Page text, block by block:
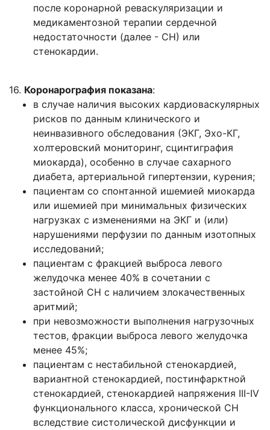
после коронарной реваскуляризации и
медикаментозной терапии сердечной
недостаточности (далее - СН) или
стенокардии.
16. Коронарография показана:
в случае наличия высоких кардиоваскулярных
рисков по данным клинического и
неинвазивного обследования (ЭКГ, Эхо-КГ,
холтеровский мониторинг, сцинтиграфия
миокарда), особенно в случае сахарного
диабета, артериальной гипертензии, курения;
пациентам со спонтанной ишемией миокарда
или ишемией при минимальных физических
нагрузках с изменениями на ЭКГ и (или)
нарушениями перфузии по данным изотопных
исследований;
пациентам с фракцией выброса левого
желудочка менее 40% в сочетании с
застойной СН с наличием злокачественных
аритмий;
при невозможности выполнения нагрузочных
тестов, фракции выброса левого желудочка
менее 45%;
пациентам с нестабильной стенокардией,
вариантной стенокардией, постинфарктной
стенокардией, стенокардией напряжения III-IV
функционального класса, хронической СН
вследствие систолической дисфункции и